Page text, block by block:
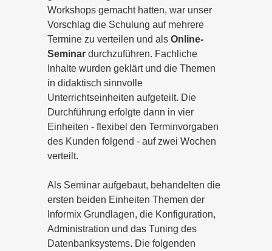
Workshops gemacht hatten, war unser
Vorschlag die Schulung auf mehrere
Termine zu verteilen und als Online-
Seminar durchzuführen. Fachliche
Inhalte wurden geklärt und die Themen
in didaktisch sinnvolle
Unterrichtseinheiten aufgeteilt. Die
Durchführung erfolgte dann in vier
Einheiten - flexibel den Terminvorgaben
des Kunden folgend - auf zwei Wochen
verteilt.
Als Seminar aufgebaut, behandelten die
ersten beiden Einheiten Themen der
Informix Grundlagen, die Konfiguration,
Administration und das Tuning des
Datenbanksystems. Die folgenden